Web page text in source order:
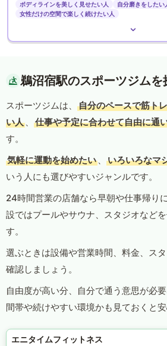
ボディラインを美しく見せたい人
自分磨きをしたい
女性だけの空間で楽しく続けたい人
鵜沼宿駅のスポーツジムを
スポーツジムは、
自分のペースで筋ト
い人 、 仕事や予定に合わせて自由に通
す。
気軽に運動を始めたい 、 いろいろなマ
いう人にも選びやすいジャンルです。
24時間営業の店舗なら早朝や仕事帰り
設ではプールやサウナ、スタジオなど
す。
選ぶときは設備や営業時間、料金、ス
確認しましょう。
自由度が高い分、自分で通う意思が必
間帯や続けやすい環境かも見ておくと安
エニタイムフィットネス